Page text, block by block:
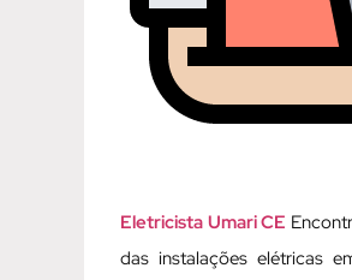
Eletricista Umari CE
das instalações elétricas